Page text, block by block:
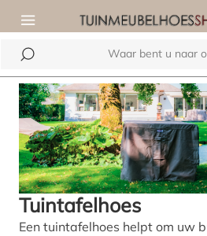
hoofdinhoud
Tuintafelhoes
Een tuintafelhoes helpt om uw